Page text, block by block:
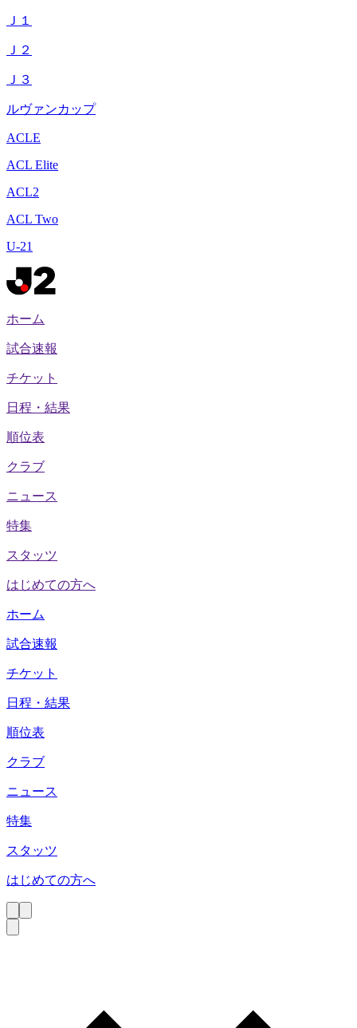
Ｊ１
Ｊ２
Ｊ３
ルヴァンカップ
ACLE
ACL Elite
ACL2
ACL Two
U-21
ホーム
試合速報
チケット
日程・結果
順位表
クラブ
ニュース
特集
スタッツ
はじめての方へ
ホーム
試合速報
チケット
日程・結果
順位表
クラブ
ニュース
特集
スタッツ
はじめての方へ